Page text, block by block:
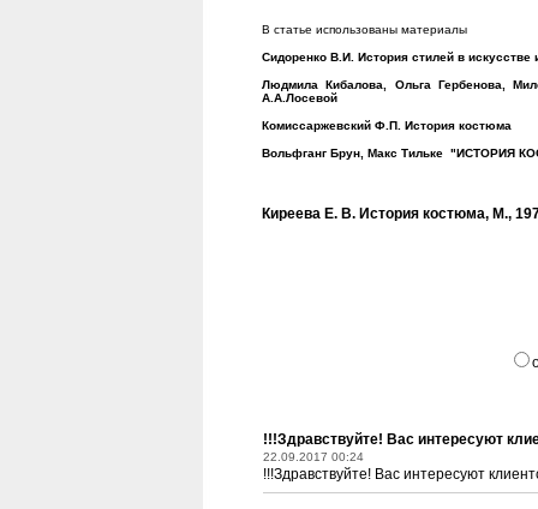
В статье использованы материалы
Сидоренко В.И. История стилей в искусстве
Людмила Кибалова, Ольга Гербенова,
А.А.Лосевой
Комиссаржевский Ф.П. История костюма
Вольфганг Брун, Макс Тильке "ИСТОРИЯ
Киреева Е. В. История костюма, М.,
!!!Здравствуйте! Вас интересуют
22.09.2017 00:24
!!!Здравствуйте! Вас интересуют